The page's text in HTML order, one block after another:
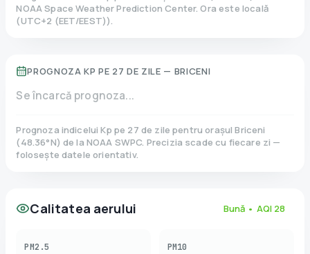
NOAA Space Weather Prediction Center. Ora este locală
(UTC+2 (EET/EEST)).
PROGNOZA KP PE 27 DE ZILE — BRICENI
Se încarcă prognoza...
Prognoza indicelui Kp pe 27 de zile pentru orașul Briceni
(48.36°N)de la NOAA SWPC. Precizia scade cu fiecare zi —
folosește datele orientativ.
Calitatea aerului Bună • AQI 28
PM2.5 PM10